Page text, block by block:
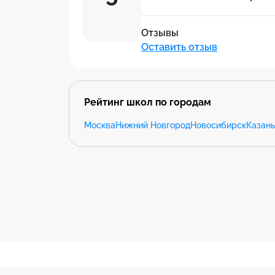
Отзывы
Оставить отзыв
Рейтинг школ по городам
МоскваНижний НовгородНовосибирскКазань